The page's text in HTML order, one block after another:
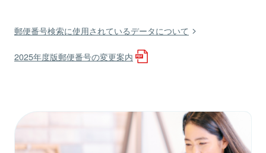
郵便番号検索に使用されているデータについて
2025年度版郵便番号の変更案内